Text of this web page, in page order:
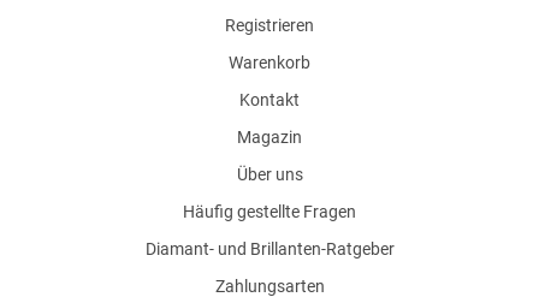
Registrieren
Warenkorb
Kontakt
Magazin
Über uns
Häufig gestellte Fragen
Diamant- und Brillanten-Ratgeber
Zahlungsarten